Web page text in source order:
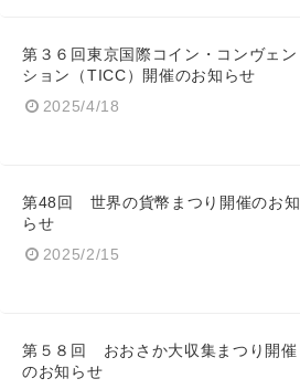
第３６回東京国際コイン・コンヴェン
ション（TICC）開催のお知らせ
2025/4/18
第48回 世界の貨幣まつり開催のお知
らせ
2025/2/15
第５８回 おおさか大収集まつり開催
のお知らせ